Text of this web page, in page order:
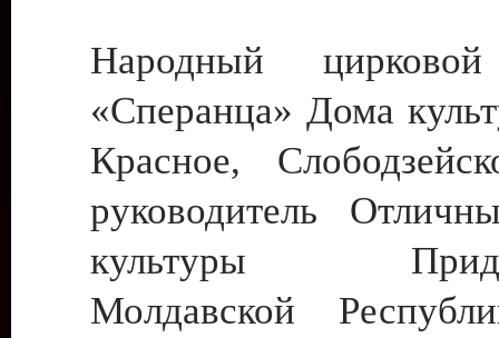
Народный цирковой
«Сперанца» Дома
Красное,
руководитель
культуры
Молдавской